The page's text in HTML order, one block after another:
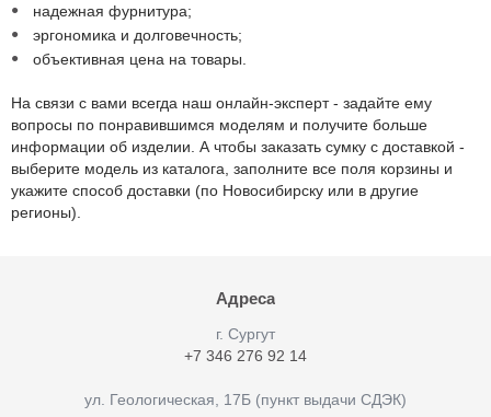
надежная фурнитура;
эргономика и долговечность;
объективная цена на товары.
На связи с вами всегда наш онлайн-эксперт - задайте ему
вопросы по понравившимся моделям и получите больше
информации об изделии. А чтобы заказать сумку с доставкой -
выберите модель из каталога, заполните все поля корзины и
укажите способ доставки (по Новосибирску или в другие
регионы).
Адреса
г. Cургут
+7 346 276 92 14
ул. Геологическая, 17Б (пункт выдачи СДЭК)